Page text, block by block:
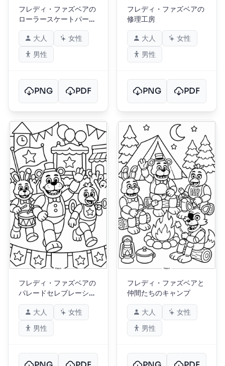
フレディ・ファズベアの
ローラースケートパーテ
ィー
大人
女性
男性
PNG PDF
フレディ・ファズベアの
修理工房
大人
女性
男性
PNG PDF
フレディ・ファズベアの
パレードセレブレーショ
ン
大人
女性
男性
フレディ・ファズベアと
仲間たちのキャンプ
大人
女性
男性